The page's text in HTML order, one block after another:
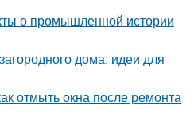
о промышленной истории
дома: идеи для
отмыть окна после ремонта